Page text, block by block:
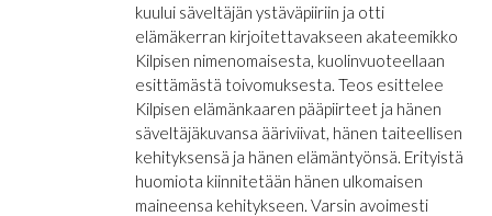
kuului säveltäjän ystäväpiiriin ja otti
elämäkerran kirjoitettavakseen akateemikko
Kilpisen nimenomaisesta, kuolinvuoteellaan
esittämästä toivomuksesta. Teos esittelee
Kilpisen elämänkaaren pääpiirteet ja hänen
säveltäjäkuvansa ääriviivat, hänen taiteellisen
kehityksensä ja hänen elämäntyönsä. Erityistä
huomiota kiinnitetään hänen ulkomaisen
maineensa kehitykseen. Varsin avoimesti